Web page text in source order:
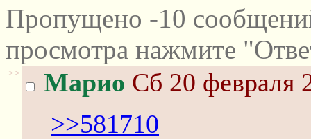
Пропущено -10
просмотра нажмите
>> Марио Сб 20 февраля
>>581710